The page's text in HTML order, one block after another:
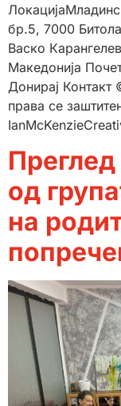
бр.5, 7000
Васко
Македонија
Донирај
права се
Преглед
од
на